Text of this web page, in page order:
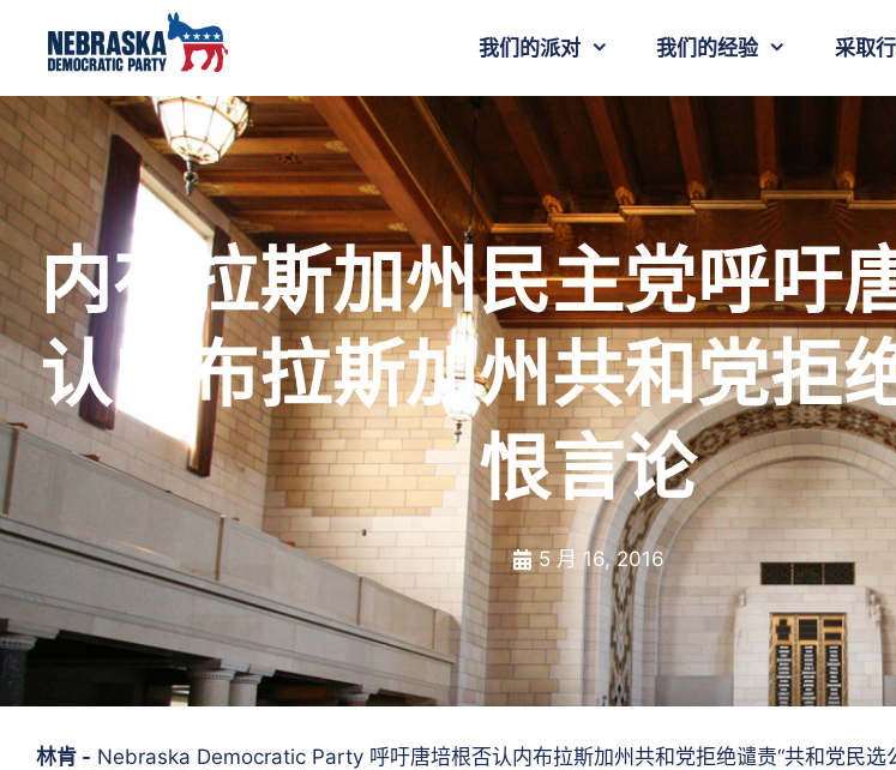
我们的派对 我们的经验 采取
内布拉斯加州民主党呼吁
认内布拉斯加州共和党拒
恨言论
5 月 16, 2016
林肯 - Nebraska Democratic Party 呼吁唐培根否认内布拉斯加州共和党拒绝谴责“共和党民选